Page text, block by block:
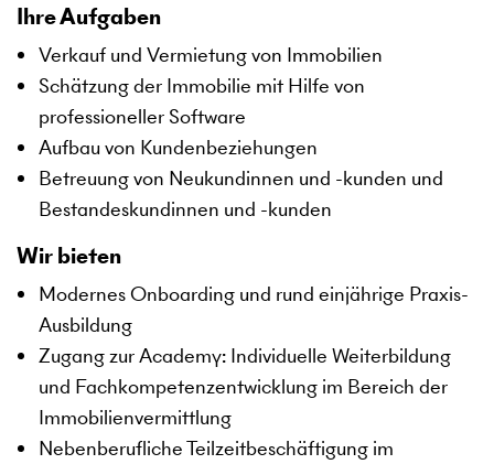
Ihre Aufgaben
Verkauf und Vermietung von Immobilien
Schätzung der Immobilie mit Hilfe von
professioneller Software
Aufbau von Kundenbeziehungen
Betreuung von Neukundinnen und -kunden und
Bestandeskundinnen und -kunden
Wir bieten
Modernes Onboarding und rund einjährige Praxis-
Ausbildung
Zugang zur Academy: Individuelle Weiterbildung
und Fachkompetenzentwicklung im Bereich der
Immobilienvermittlung
Nebenberufliche Teilzeitbeschäftigung im